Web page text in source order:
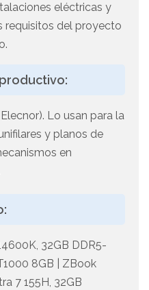
eléctricas y
requisitos del proyecto
Lo usan para la
y planos de
en
32GB DDR5-
8GB | ZBook
7 155H, 32GB